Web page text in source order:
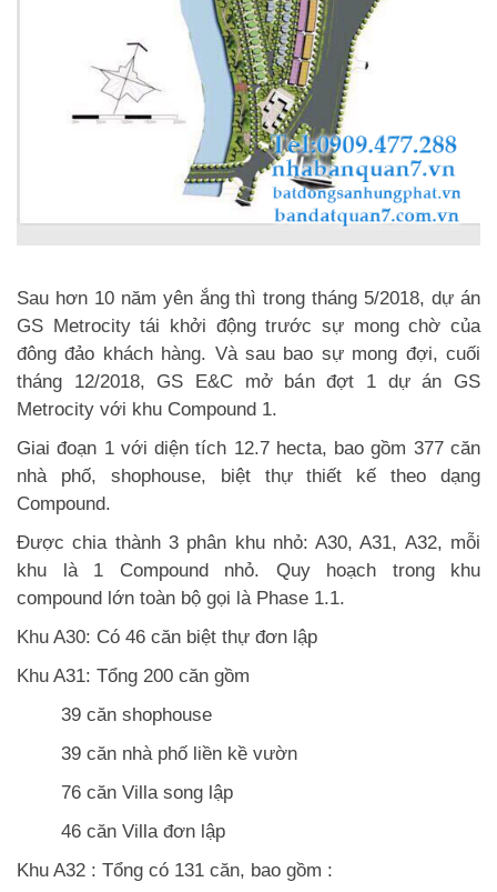
Sau hơn 10 năm yên ắng thì trong tháng 5/2018, dự án
GS Metrocity tái khởi động trước sự mong chờ của
đông đảo khách hàng. Và sau bao sự mong đợi, cuối
tháng 12/2018, GS E&C mở bán đợt 1 dự án GS
Metrocity với khu Compound 1.
Giai đoạn 1 với diện tích 12.7 hecta, bao gồm 377 căn
nhà phố, shophouse, biệt thự thiết kế theo dạng
Compound.
Được chia thành 3 phân khu nhỏ: A30, A31, A32, mỗi
khu là 1 Compound nhỏ. Quy hoạch trong khu
compound lớn toàn bộ gọi là Phase 1.1.
Khu A30: Có 46 căn biệt thự đơn lập
Khu A31: Tổng 200 căn gồm
39 căn shophouse
39 căn nhà phố liền kề vườn
76 căn Villa song lập
46 căn Villa đơn lập
Khu A32 : Tổng có 131 căn, bao gồm :